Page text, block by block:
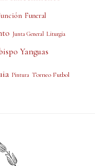
Funeral
Junta General Liturgia
Yanguas
Pintura Torneo Futbol